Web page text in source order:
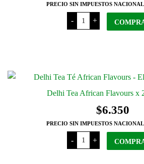
PRECIO SIN IMPUESTOS
-
Heredia
Manzanilla
cantidad
+
Delhi Tea African Flavours x
$6.350
PRECIO SIN IMPUESTOS
-
Delhi
Tea
African
+